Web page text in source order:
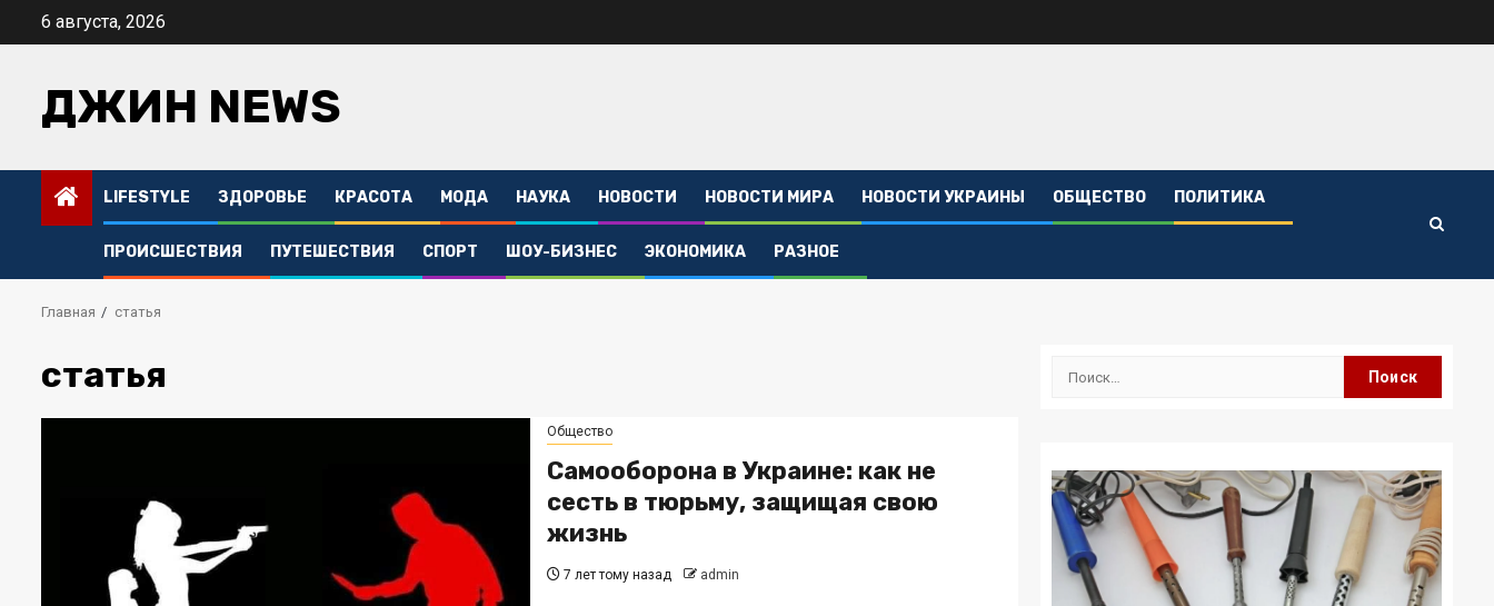
Перейти6 августа, 2026
ДЖИН NEWS
LIFESTYLE ЗДОРОВЬЕ КРАСОТА МОДА НАУКА НОВОСТИ НОВОСТИ МИРА НОВОСТИ УКРАИНЫ ОБЩЕСТВО ПОЛИТИКА
ПРОИСШЕСТВИЯ ПУТЕШЕСТВИЯ СПОРТ ШОУ-БИЗНЕС ЭКОНОМИКА РАЗНОЕ
Главная статья
статья
Общество
Самооборона в Украине: как не
сесть в тюрьму, защищая свою
жизнь
7 лет тому назад admin
Найти: